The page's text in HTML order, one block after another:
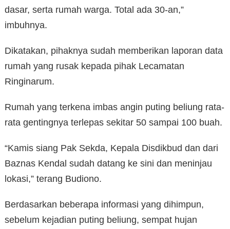
dasar, serta rumah warga. Total ada 30-an,”
imbuhnya.
Dikatakan, pihaknya sudah memberikan laporan data
rumah yang rusak kepada pihak Lecamatan
Ringinarum.
Rumah yang terkena imbas angin puting beliung rata-
rata gentingnya terlepas sekitar 50 sampai 100 buah.
“Kamis siang Pak Sekda, Kepala Disdikbud dan dari
Baznas Kendal sudah datang ke sini dan meninjau
lokasi,” terang Budiono.
Berdasarkan beberapa informasi yang dihimpun,
sebelum kejadian puting beliung, sempat hujan